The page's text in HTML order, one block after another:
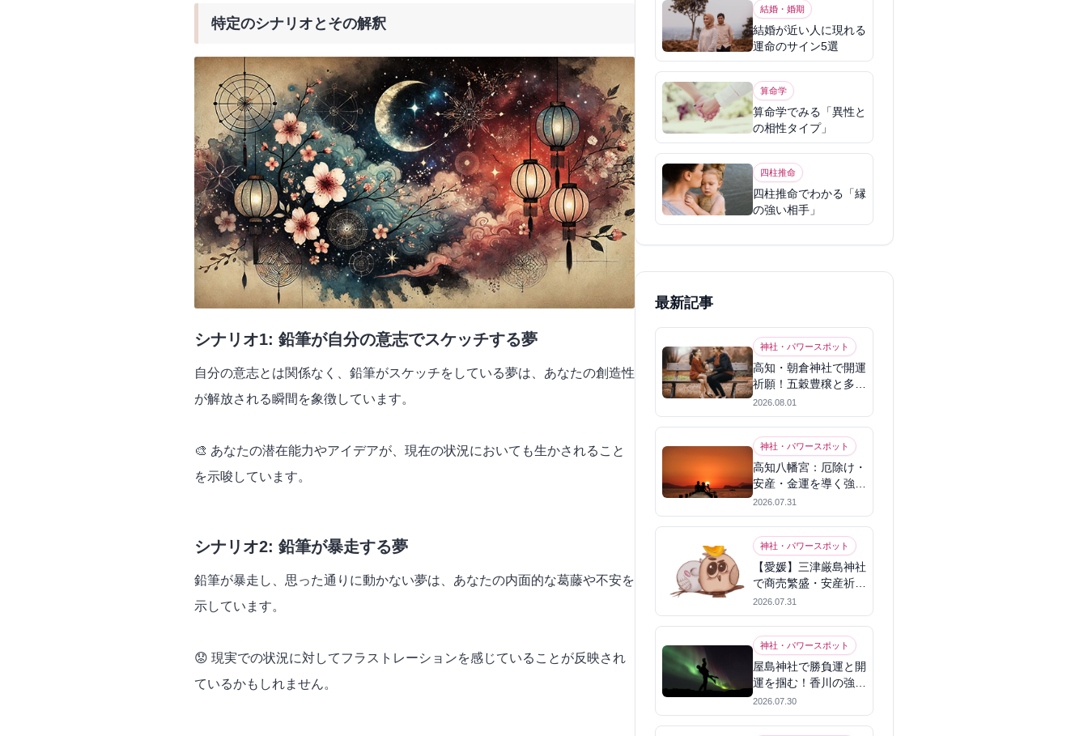
特定のシナリオとその解釈
シナリオ1: 鉛筆が自分の意志でスケッチする夢
自分の意志とは関係なく、鉛筆がスケッチをしている夢は、あなたの創造性
が解放される瞬間を象徴しています。
🎨 あなたの潜在能力やアイデアが、現在の状況においても生かされること
を示唆しています。
シナリオ2: 鉛筆が暴走する夢
鉛筆が暴走し、思った通りに動かない夢は、あなたの内面的な葛藤や不安を
示しています。
😟 現実での状況に対してフラストレーションを感じていることが反映され
ているかもしれません。
結婚・婚期
結婚が近い人に現れる
運命のサイン5選
算命学
算命学でみる「異性と
の相性タイプ」
四柱推命
四柱推命でわかる「縁
の強い相手」
最新記事
神社・パワースポット
高知・朝倉神社で開運
祈願！五穀豊穣と多幸
を呼ぶパワースポット
2026.08.01
神社・パワースポット
高知八幡宮：厄除け・
安産・金運を導く強力
パワースポット
2026.07.31
神社・パワースポット
【愛媛】三津厳島神社
で商売繁盛・安産祈
願！宗像三女神のパワ
ーを授かる
2026.07.31
神社・パワースポット
屋島神社で勝負運と開
運を掴む！香川の強力
パワースポット
2026.07.30